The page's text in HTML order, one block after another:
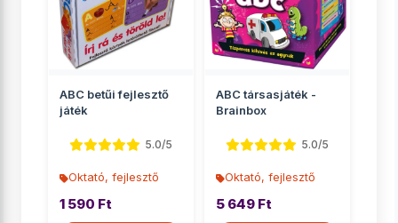
ABC betűi fejlesztő
játék
5.0/5
Oktató, fejlesztő
1 590 Ft
ABC társasjáték -
Brainbox
5.0/5
Oktató, fejlesztő
5 649 Ft